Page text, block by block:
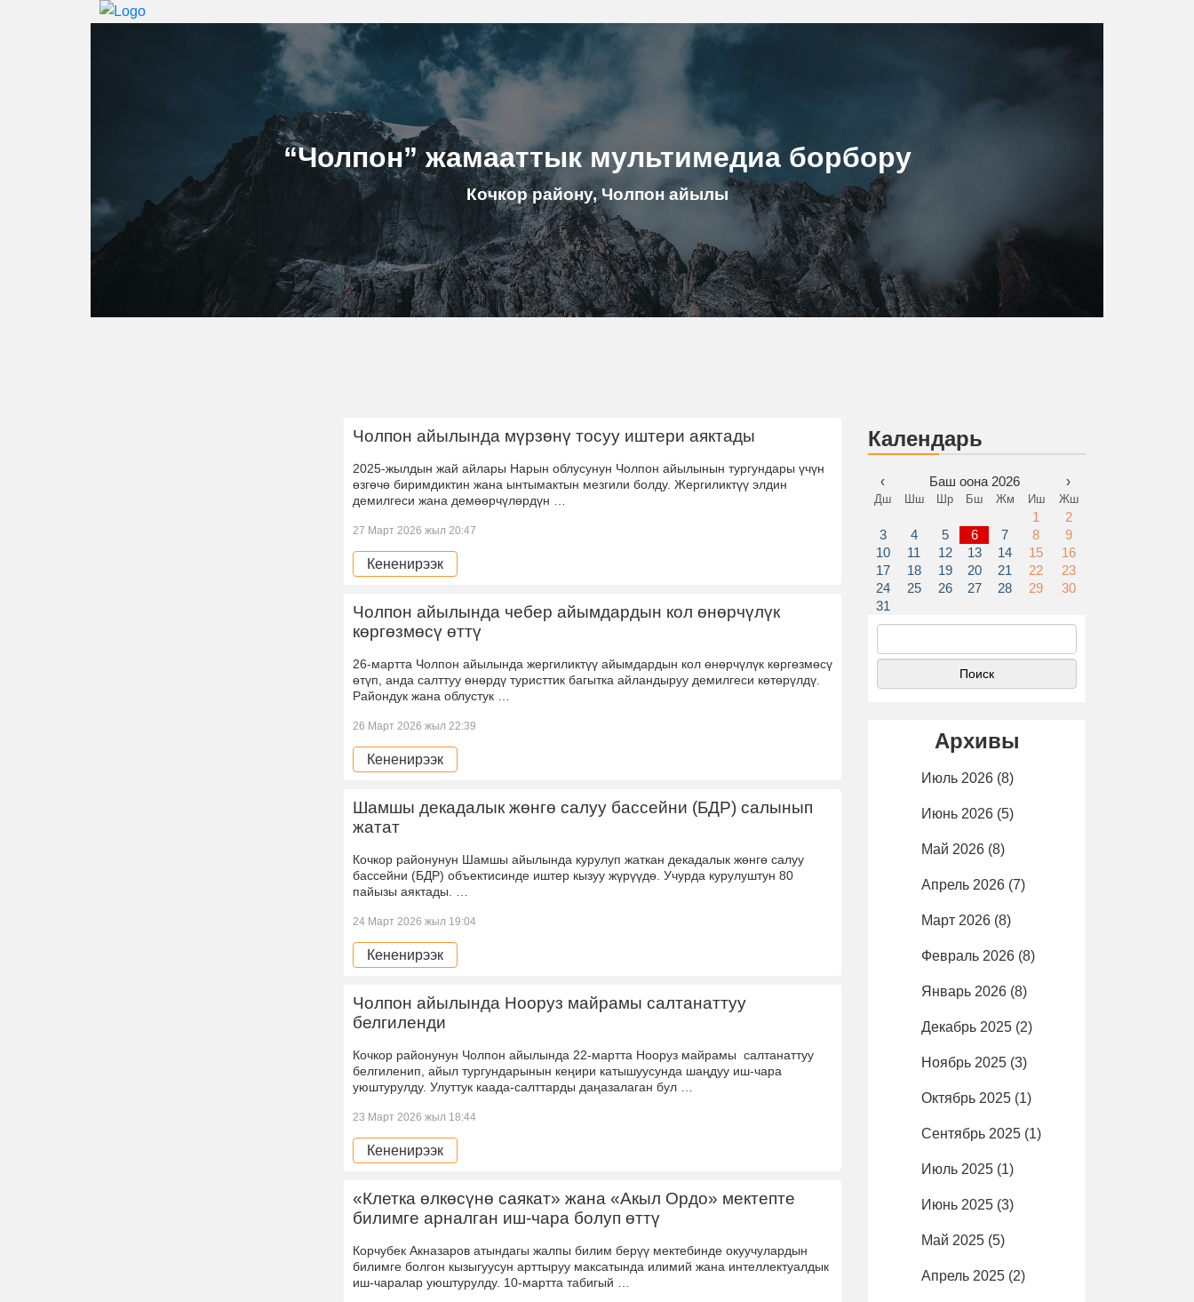
“Чолпон” жамааттык мультимедиа борбору
Кочкор району, Чолпон айылы
Чолпон айылында мүрзөнү тосуу иштери аяктады
2025-жылдын жай айлары Нарын облусунун Чолпон айылынын тургундары үчүн
өзгөчө биримдиктин жана ынтымактын мезгили болду. Жергиликтүү элдин
демилгеси жана демөөрчүлөрдүн …
27 Март 2026 жыл 20:47
Кененирээк
Чолпон айылында чебер айымдардын кол өнөрчүлүк
көргөзмөсү өттү
26-мартта Чолпон айылында жергиликтүү айымдардын кол өнөрчүлүк көргөзмөсү
өтүп, анда салттуу өнөрдү туристтик багытка айландыруу демилгеси көтөрүлдү.
Райондук жана облустук …
26 Март 2026 жыл 22:39
Кененирээк
Шамшы декадалык жөнгө салуу бассейни (БДР) салынып
жатат
Кочкор районунун Шамшы айылында курулуп жаткан декадалык жөнгө салуу
бассейни (БДР) объектисинде иштер кызуу жүрүүдө. Учурда курулуштун 80
пайызы аяктады. …
24 Март 2026 жыл 19:04
Кененирээк
Чолпон айылында Нооруз майрамы салтанаттуу
белгиленди
Кочкор районунун Чолпон айылында 22-мартта Нооруз майрамы салтанаттуу
белгиленип, айыл тургундарынын кеңири катышуусунда шаңдуу иш-чара
уюштурулду. Улуттук каада-салттарды даңазалаган бул …
23 Март 2026 жыл 18:44
Кененирээк
«Клетка өлкөсүнө саякат» жана «Акыл Ордо» мектепте
билимге арналган иш-чара болуп өттү
Корчубек Акназаров атындагы жалпы билим берүү мектебинде окуучулардын
билимге болгон кызыгуусун арттыруу максатында илимий жана интеллектуалдык
иш-чаралар уюштурулду. 10-мартта табигый …
Календарь
‹ Баш оона 2026 ›
Дш Шш Шр Бш Жм Иш Жш
1
2
3
4 5 6 7 8
9
10
11 12 13 14 15
16
17
18 19 20 21 22
23
24
25 26 27 28 29
30
31
Найти:
Архивы
Июль 2026 (8)
Июнь 2026 (5)
Май 2026 (8)
Апрель 2026 (7)
Март 2026 (8)
Февраль 2026 (8)
Январь 2026 (8)
Декабрь 2025 (2)
Ноябрь 2025 (3)
Октябрь 2025 (1)
Сентябрь 2025 (1)
Июль 2025 (1)
Июнь 2025 (3)
Май 2025 (5)
Апрель 2025 (2)